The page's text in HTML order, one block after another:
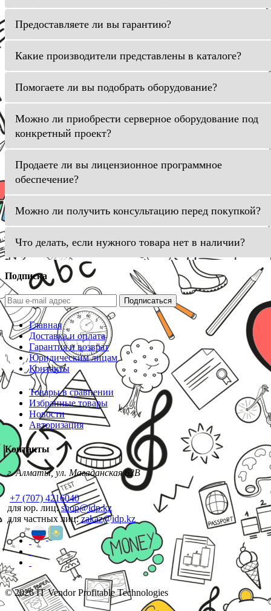
Предоставляете ли вы гарантию?
Какие производители представлены в каталоге?
Помогаете ли вы подобрать оборудование?
Можно ли приобрести серверное оборудование под
конкретный проект?
Продаете ли вы лицензионное программное
обеспечение?
Можно ли получить консультацию перед покупкой?
Что делать, если нужного товара нет в наличии?
Подписка
Подписаться
Главная
Доставка и оплата
Гарантия и возврат
Юридическим лицам
Контакты
Товары в сравнении
Избранные товары
Новости
Авторизация
Контакты
г. Алматы, ул. Магаданская 62В
+7 (707) 4216040
для юр. лиц:shop@idp.kz
для частных лиц:zakaz@idp.kz
© 2026 IT Vendor Profitable Technologies